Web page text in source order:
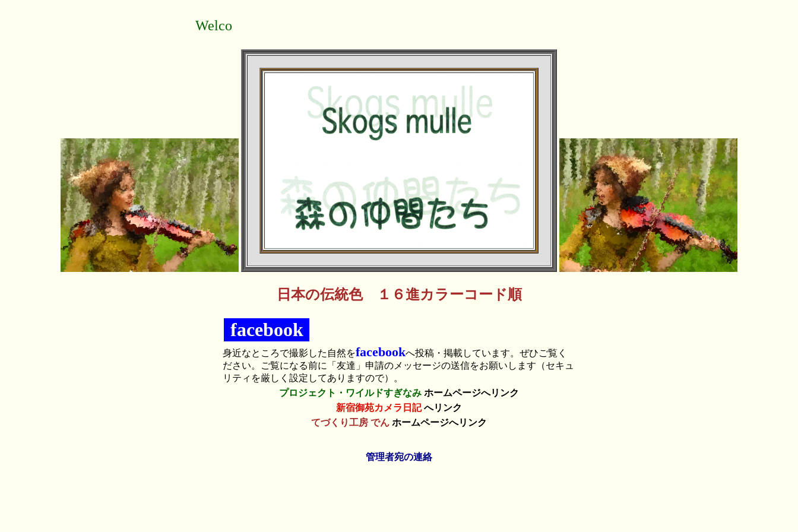
Welcome to http://skogs-mulle.org
日本の伝統色 １６進カラーコード順
facebook
身近なところで撮影した自然をfacebookへ投稿・掲載しています。ぜひご覧く
ださい。ご覧になる前に「友達」申請のメッセージの送信をお願いします（セキュ
リティを厳しく設定してありますので）。
プロジェクト・ワイルドすぎなみ ホームページへリンク
新宿御苑カメラ日記へリンク
てづくり工房 でん ホームページへリンク
管理者宛の連絡